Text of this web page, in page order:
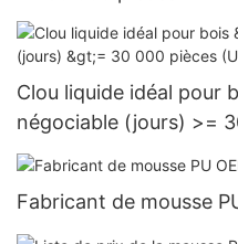
15 jours > = 30 000
ent
Clou liquide idéal pour
négociable (jours) >=
Fabricants
Fabricant de mousse